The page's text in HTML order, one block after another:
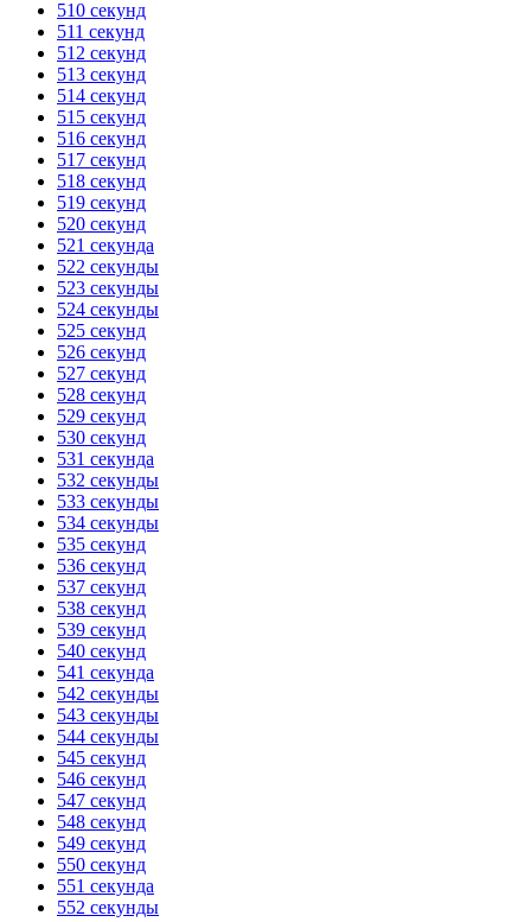
510 секунд
511 секунд
512 секунд
513 секунд
514 секунд
515 секунд
516 секунд
517 секунд
518 секунд
519 секунд
520 секунд
521 секунда
522 секунды
523 секунды
524 секунды
525 секунд
526 секунд
527 секунд
528 секунд
529 секунд
530 секунд
531 секунда
532 секунды
533 секунды
534 секунды
535 секунд
536 секунд
537 секунд
538 секунд
539 секунд
540 секунд
541 секунда
542 секунды
543 секунды
544 секунды
545 секунд
546 секунд
547 секунд
548 секунд
549 секунд
550 секунд
551 секунда
552 секунды